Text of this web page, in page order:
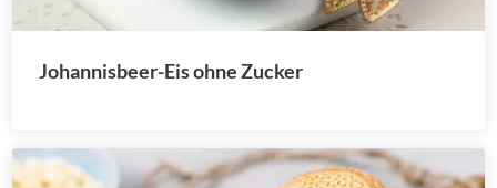
Johannisbeer-Eis ohne Zucker